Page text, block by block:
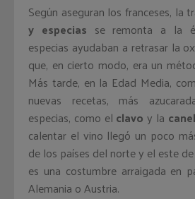
Según aseguran los franceses, la
y especias se remonta a la
especias ayudaban a retrasar la
que, en cierto modo, era un
Más tarde, en la Edad Media,
nuevas recetas, más
especias, como el clavo y la
calentar el vino llegó un poco
de los países del norte y el este
es una costumbre arraigada en
Alemania o Austria.